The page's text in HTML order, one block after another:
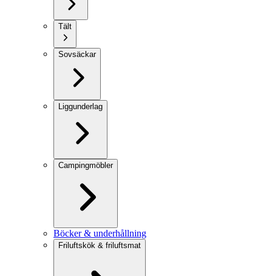
Tält
Sovsäckar
Liggunderlag
Campingmöbler
Böcker & underhållning
Friluftskök & friluftsmat